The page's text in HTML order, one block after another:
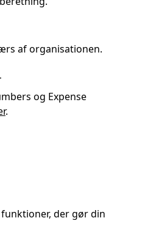
af organisationen.
og Expense
.
der gør din